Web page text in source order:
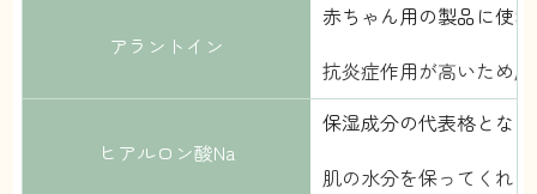
アラントイン
赤ちゃん用の製品に使
抗炎症作用が高いため
ヒアルロン酸Na
保湿成分の代表格とな
肌の水分を保ってくれ